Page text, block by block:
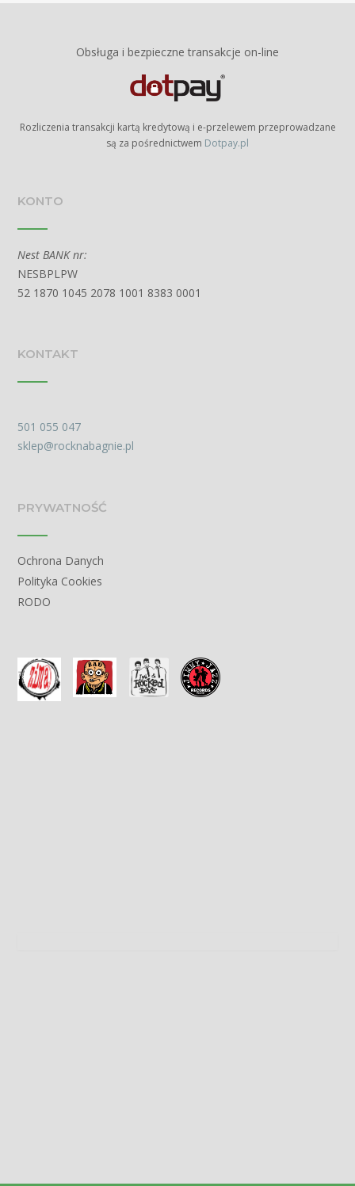
Obsługa i bezpieczne transakcje on-line
Rozliczenia transakcji kartą kredytową i e-przelewem przeprowadzane
są za pośrednictwem Dotpay.pl
KONTO
Nest BANK nr:
NESBPLPW
52 1870 1045 2078 1001 8383 0001
KONTAKT
501 055 047
sklep@rocknabagnie.pl
PRYWATNOŚĆ
Ochrona Danych
Polityka Cookies
RODO